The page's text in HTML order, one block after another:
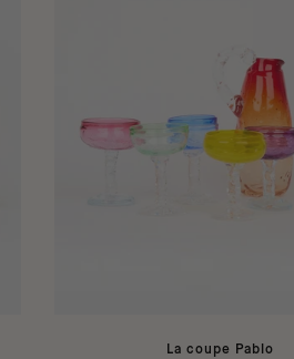
La coupe Pablo